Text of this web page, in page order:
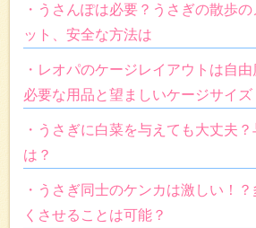
・うさんぽは必要？うさぎの散歩
ット、安全な方法は
・レオパのケージレイアウトは自
必要な用品と望ましいケージサイズ
・うさぎに白菜を与えても大丈夫
は？
・うさぎ同士のケンカは激しい！
くさせることは可能？